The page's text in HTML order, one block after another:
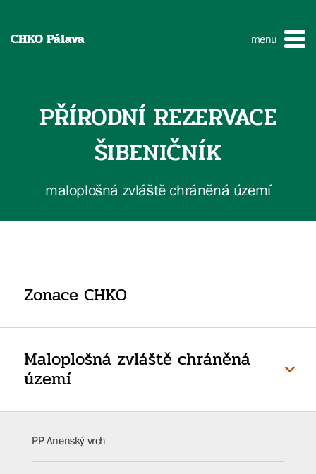
CHKO Pálava menu
PŘÍRODNÍ REZERVACE
ŠIBENIČNÍK
maloplošná zvláště chráněná území
Zonace CHKO
Maloplošná zvláště chráněná
území
PP Anenský vrch